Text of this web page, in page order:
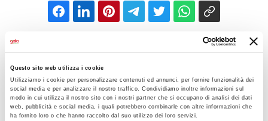
Questo sito web utilizza i cookie
Utilizziamo i cookie per personalizzare contenuti ed annunci, per fornire funzionalità dei
social media e per analizzare il nostro traffico. Condividiamo inoltre informazioni sul
modo in cui utilizza il nostro sito con i nostri partner che si occupano di analisi dei dati
web, pubblicità e social media, i quali potrebbero combinarle con altre informazioni che
ha fornito loro o che hanno raccolto dal suo utilizzo dei loro servizi.
LEGGI ANCHE